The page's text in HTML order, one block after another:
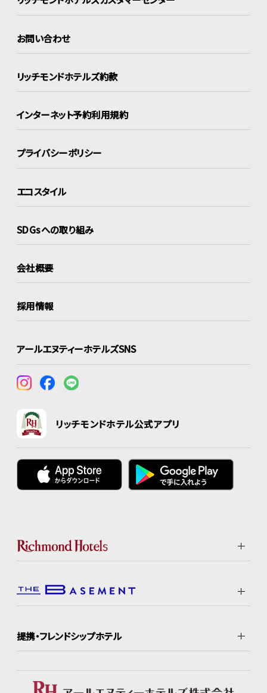
お問い合わせ
リッチモンドホテルズ約款
インターネット予約利用規約
プライバシーポリシー
エコスタイル
SDGsへの取り組み
会社概要
採用情報
アールエヌティーホテルズSNS
リッチモンドホテル公式アプリ
提携・フレンドシップホテル